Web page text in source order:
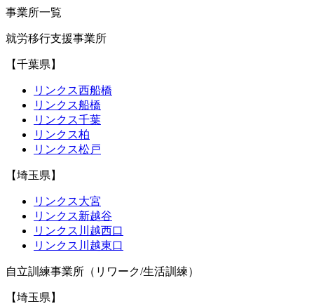
事業所一覧
就労移行支援事業所
【千葉県】
リンクス西船橋
リンクス船橋
リンクス千葉
リンクス柏
リンクス松戸
【埼玉県】
リンクス大宮
リンクス新越谷
リンクス川越西口
リンクス川越東口
自立訓練事業所（リワーク/生活訓練）
【埼玉県】